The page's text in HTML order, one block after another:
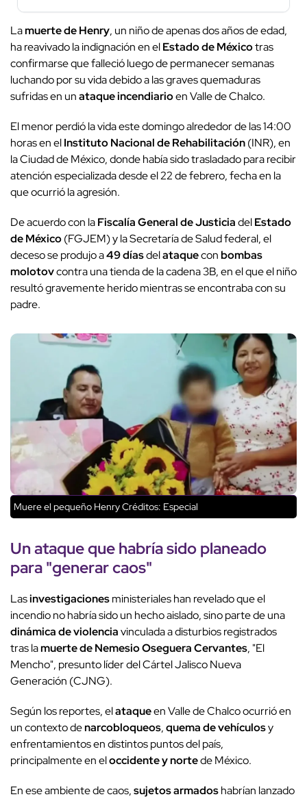
Lamuerte de Henry, un niño de apenas dos años de edad,
ha reavivado la indignación en elEstado de Méxicotras
confirmarse que falleció luego de permanecer semanas
luchando por su vida debido a las graves quemaduras
sufridas en unataque incendiarioen Valle de Chalco.
El menor perdió la vida este domingo alrededor de las 14:00
horas en elInstituto Nacional de Rehabilitación(INR), en
la Ciudad de México, donde había sido trasladado para recibir
atención especializada desde el 22 de febrero, fecha en la
que ocurrió la agresión.
De acuerdo con laFiscalía General de JusticiadelEstado
de México(FGJEM) y la Secretaría de Salud federal, el
deceso se produjo a49 díasdelataqueconbombas
molotovcontra una tienda de la cadena 3B, en el que el niño
resultó gravemente herido mientras se encontraba con su
padre.
Muere el pequeño HenryCréditos: Especial
Unataqueque habría sido planeado
para "generar caos"
Lasinvestigacionesministeriales han revelado que el
incendio no habría sido un hecho aislado, sino parte de una
dinámica de violenciavinculada a disturbios registrados
tras lamuerte de Nemesio Oseguera Cervantes, "El
Mencho", presunto líder del Cártel Jalisco Nueva
Generación (CJNG).
Según los reportes, elataqueen Valle de Chalco ocurrió en
un contexto denarcobloqueos,quema de vehículosy
enfrentamientos en distintos puntos del país,
principalmente en eloccidente y nortede México.
En ese ambiente de caos,sujetos armadoshabrían lanzado